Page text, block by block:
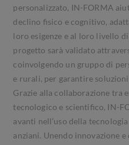
personalizzato, IN-FORMA
declino fisico e cognitivo,
loro esigenze e al loro livello
progetto sarà validato
coinvolgendo un gruppo di
e rurali, per garantire
Grazie alla collaborazione tra
tecnologico e scientifico, IN-
avanti nell’uso della
anziani. Unendo innovazione